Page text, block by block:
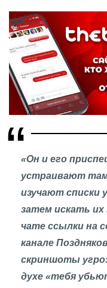
«Он и его
устраивают там
изучают списки
затем искать
чате ссылки на
канале
скриншоты
духе «тебя